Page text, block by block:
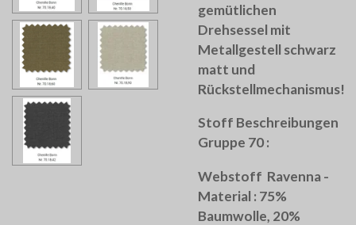
gemütlichen
Drehsessel mit
Metallgestell schwarz
matt und
Rückstellmechanismus!
Stoff Beschreibungen
Gruppe 70 :
Webstoff Ravenna -
Material : 75%
Baumwolle, 20%